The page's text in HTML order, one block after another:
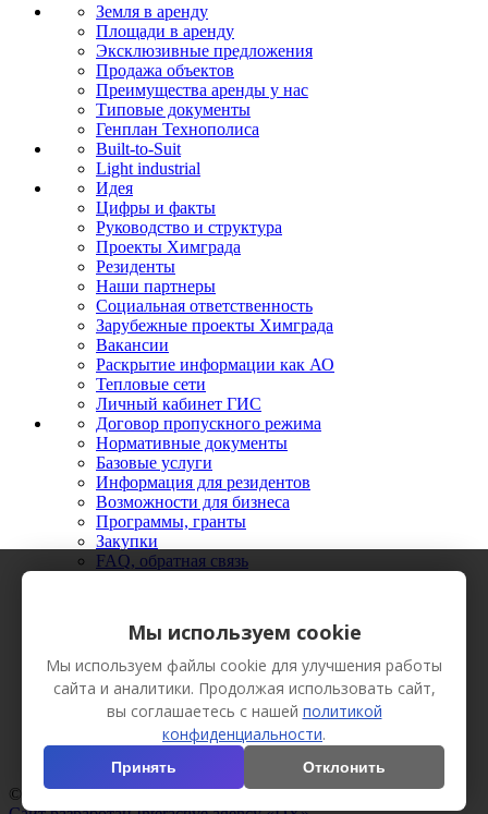
Земля в аренду
Площади в аренду
Эксклюзивные предложения
Продажа объектов
Преимущества аренды у нас
Типовые документы
Генплан Технополиса
Built-to-Suit
Light industrial
Идея
Цифры и факты
Руководство и структура
Проекты Химграда
Резиденты
Наши партнеры
Социальная ответственность
Зарубежные проекты Химграда
Вакансии
Раскрытие информации как АО
Тепловые сети
Личный кабинет ГИС
Договор пропускного режима
Нормативные документы
Базовые услуги
Информация для резидентов
Возможности для бизнеса
Программы, гранты
Закупки
FAQ, обратная связь
Видео
Вестник Химграда
Сотрудничество
Пресс-кит
© АО «Технополис «Химград», 2013 Все права защищены.
Мы используем cookie
Мы используем файлы cookie для улучшения работы
сайта и аналитики. Продолжая использовать сайт,
вы соглашаетесь с нашей политикой
конфиденциальности.
Принять Отклонить